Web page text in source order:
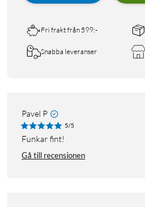
Fri frakt från 599:-
Snabba leveranser
Pavel P
5/5
Funkar fint!
Gå till recensionen